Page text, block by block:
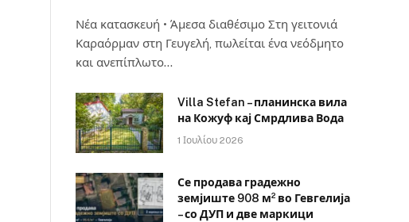
Νέα κατασκευή • Άμεσα διαθέσιμο Στη γειτονιά
Καραόρμαν στη Γευγελή, πωλείται ένα νεόδμητο
και ανεπίπλωτο…
Villa Stefan – планинска вила
на Кожуф кај Смрдлива Вода
1 Ιουλίου 2026
Се продава градежно
земјиште 908 м² во Гевгелија
– со ДУП и две маркици